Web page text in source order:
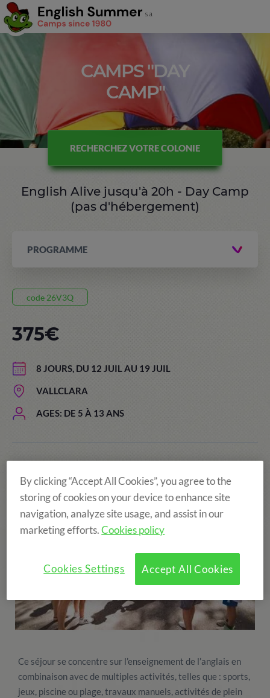
CAMPS "DAY
CAMP"
RECHERCHEZ VOTRE COLONIE
English Alive jusqu'à 20h - Day Camp
(pas d'hébergement)
PROGRAMME
code 26V3Q
8 JOURS, DU 12 JUIL AU 19 JUIL
VALLCLARA
AGES: DE 5 À 13 ANS
375€
Ce séjour se concentre sur l’enseignement de l’anglais en
combinaison avec de multiples activités, telles que : sports,
jeux, piscine ou plage, travaux manuels, activités de plein
By clicking “Accept All Cookies”, you agree to the
storing of cookies on your device to enhance site
navigation, analyze site usage, and assist in our
marketing efforts.Cookies policy
Accept All Cookies
Cookies Settings